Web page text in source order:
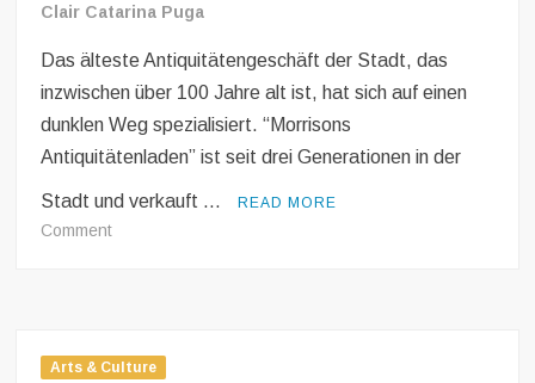
Clair Catarina Puga
Das älteste Antiquitätengeschäft der Stadt, das
inzwischen über 100 Jahre alt ist, hat sich auf einen
dunklen Weg spezialisiert. “Morrisons
Antiquitätenladen” ist seit drei Generationen in der
Stadt und verkauft … READ MORE
Commenton
Stadt
Arts & Culture